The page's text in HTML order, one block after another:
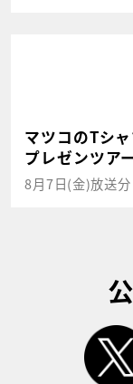
マツコのTシ
プレゼンツア
8月7日(金)放送分